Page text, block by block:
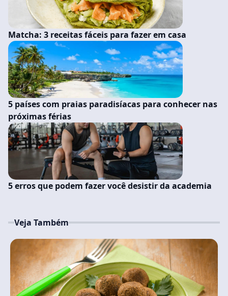
Matcha: 3 receitas fáceis para fazer em casa
5 países com praias paradisíacas para conhecer nas
próximas férias
5 erros que podem fazer você desistir da academia
Veja Também